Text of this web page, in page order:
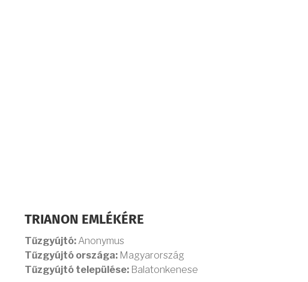
TRIANON EMLÉKÉRE
Tűzgyújtó: Anonymus
Tűzgyújtó országa: Magyarország
Tűzgyújtó települése: Balatonkenese